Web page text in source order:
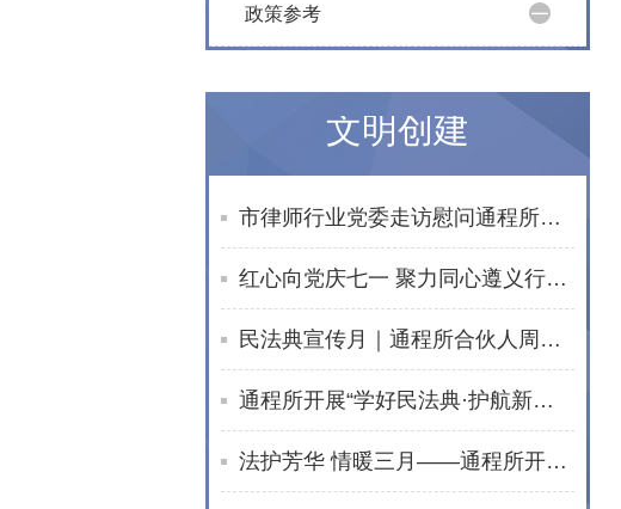
政策参考
文明创建
市律师行业党委走访慰问通程所老党员文星民律师
红心向党庆七一 聚力同心遵义行——湖南通程律师事务所党总支赴遵义开展红色教育活动
民法典宣传月｜通程所合伙人周波开展普法宣讲活动
通程所开展“学好民法典·护航新生活”普法进社区活动
法护芳华 情暖三月——通程所开展2026年“三八维权周”普法宣传活动纪实